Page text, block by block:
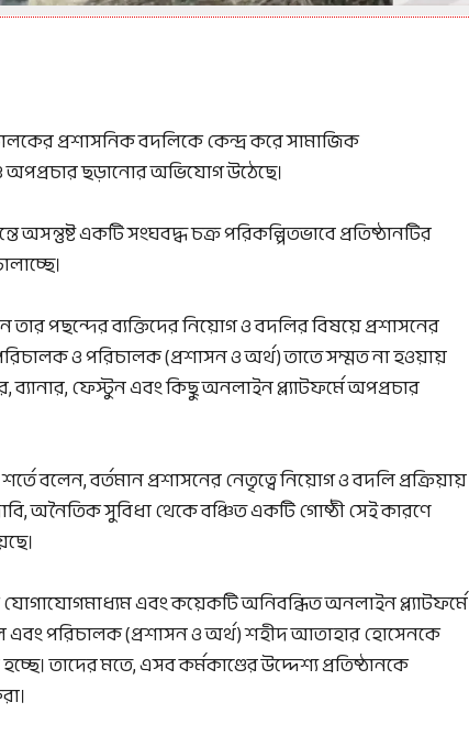
প্রশাসনিক বদলিকে কেন্দ্র করে সামাজিক
অপপ্রচার ছড়ানোর অভিযোগ উঠেছে।
অসন্তুষ্ট একটি সংঘবদ্ধ চক্র পরিকল্পিতভাবে প্রতিষ্ঠানটির
পছন্দের ব্যক্তিদের নিয়োগ ও বদলির বিষয়ে প্রশাসনের
ও পরিচালক (প্রশাসন ও অর্থ) তাতে সম্মত না হওয়ায়
ফেস্টুন এবং কিছু অনলাইন প্ল্যাটফর্মে অপপ্রচার
বলেন, বর্তমান প্রশাসনের নেতৃত্বে নিয়োগ ও বদলি প্রক্রিয়ায়
অনৈতিক সুবিধা থেকে বঞ্চিত একটি গোষ্ঠী সেই কারণে
এবং কয়েকটি অনিবন্ধিত অনলাইন প্ল্যাটফর্মে
এবং পরিচালক (প্রশাসন ও অর্থ) শহীদ আতাহার হোসেনকে
তাদের মতে, এসব কর্মকাণ্ডের উদ্দেশ্য প্রতিষ্ঠানকে